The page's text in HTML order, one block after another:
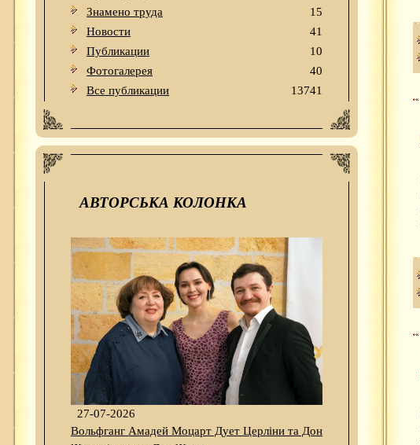
Знамено труда
15
Новости
41
Публикации
10
Фотогалерея
40
Все публикации
13741
АВТОРСЬКА КОЛОНКА
27-07-2026
Вольфганг Амадей Моцарт Дует Церліни та Дон